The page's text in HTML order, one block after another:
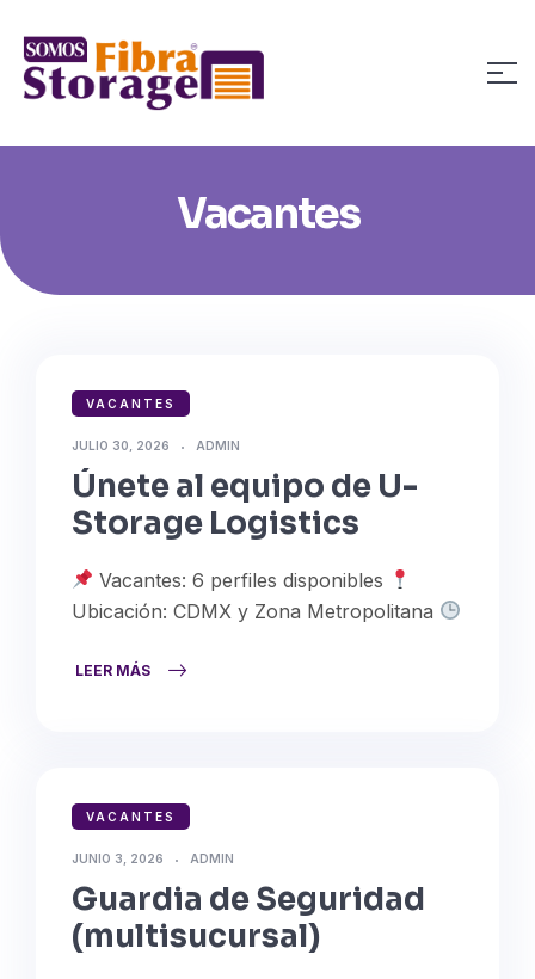
Vacantes
VACANTES
JULIO 30, 2026 ADMIN
Únete al equipo de U-
Storage Logistics
Vacantes: 6 perfiles disponibles
Ubicación: CDMX y Zona Metropolitana
equipo de U-Storage Logistics! Estamos
LEER MÁS
VACANTES
JUNIO 3, 2026 ADMIN
Guardia de Seguridad
(multisucursal)